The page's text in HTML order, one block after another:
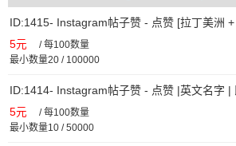
ID:1415- Instagram帖子赞 - 点赞 [拉丁美洲
5元 /每100数量
最小数量20 / 100000
ID:1414- Instagram帖子赞 - 点赞 |英文名字 |
5元 /每100数量
最小数量10 / 50000